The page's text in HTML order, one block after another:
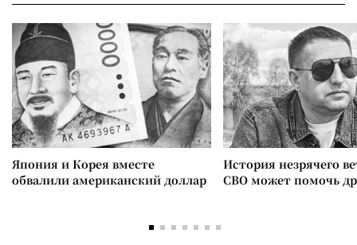
Япония и Корея вместе
обвалили американский доллар
История незрячего
СВО может помочь